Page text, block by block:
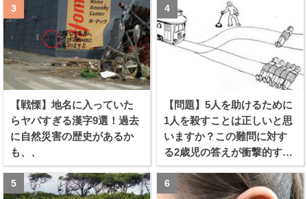
【戦慄】地名に入っていた
らヤバすぎる漢字9選！過去
に自然災害の歴史があるか
も、、
【問題】5人を助けるために
1人を殺すことは正しいと思
いますか？この難問に対す
る2歳児の答えが衝撃的すぎ
る！！